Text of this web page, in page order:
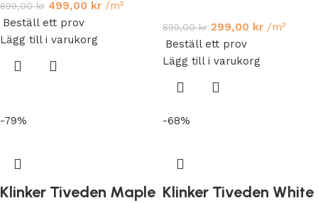
899,00kr 499,00 kr /m²
Beställ ett prov
Lägg till i varukorg
899,00kr 299,00 kr /m²
Beställ ett prov
Lägg till i varukorg
-79%
Klinker Tiveden Maple
-68%
Klinker Tiveden White